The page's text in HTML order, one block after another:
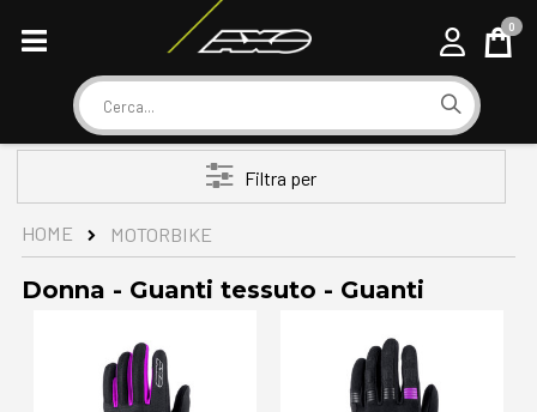
Cerca
Cart
0
HOME MOTORBIKE
Donna - Guanti tessuto - Guanti
Filtra per